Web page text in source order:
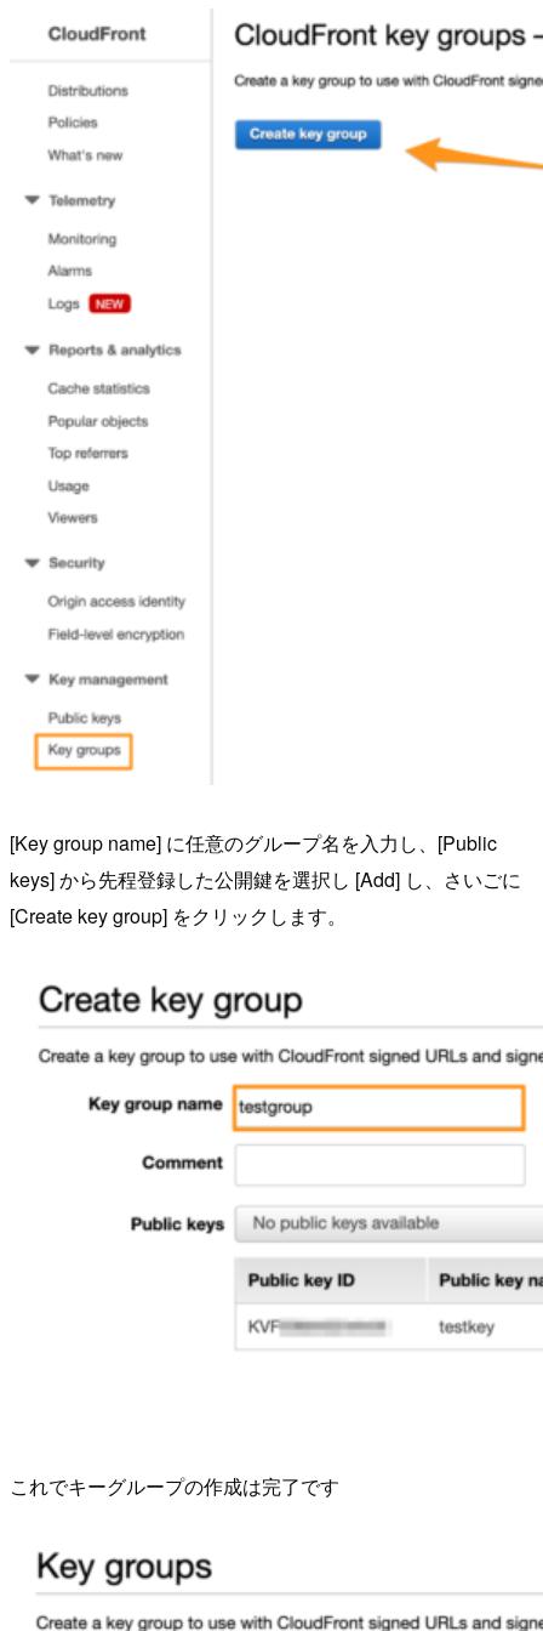
[Key group name] に任意のグループ名を入力し、[Public
keys] から先程登録した公開鍵を選択し [Add] し、さいごに
[Create key group] をクリックします。
これでキーグループの作成は完了です